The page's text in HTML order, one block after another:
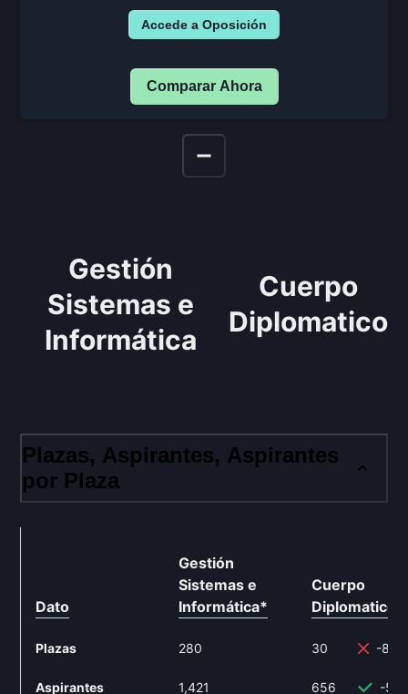
Accede a Oposición
Comparar Ahora
Gestión
Sistemas e
Informática
Cuerpo
Diplomatico
Plazas, Aspirantes, Aspirantes
por Plaza
Dato
Gestión
Sistemas e
Informática*
Plazas 280
Aspirantes 1,421
Cuerpo
Diplomatico
30 -
656 -